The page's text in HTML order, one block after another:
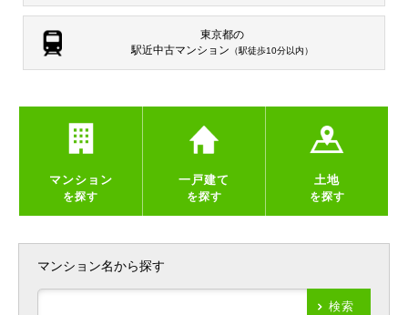
東京都の
駅近中古マンション （駅徒歩10分以内）
マンション
を探す
一戸建て
を探す
土地
を探す
マンション名から探す
検索